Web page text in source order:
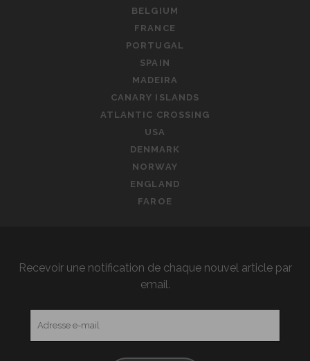
BELGIUM
FRANCE
PORTUGAL
SPAIN
MADEIRA
CANARY ISLANDS
ATLANTIC CROSSING
USA
DENMARK
NORWAY
ENGLAND
FAROE
Recevoir une notification de chaque nouvel article par
email.